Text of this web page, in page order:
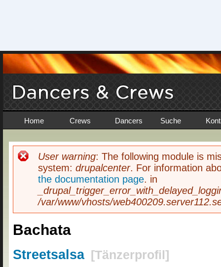
Home Crews Dancers Suche
Fehlermeldung
User warning: The following module is
system: drupalcenter. For information
the documentation page. in
/var/www/vhosts/
Bachata
Streetsalsa [Tänzerprofil]